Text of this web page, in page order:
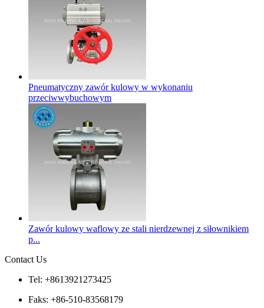
Pneumatyczny zawór kulowy w wykonaniu
przeciwwybuchowym
Zawór kulowy waflowy ze stali nierdzewnej z siłownikiem
p...
Contact Us
Tel: +8613921273425
Faks: +86-510-83568179